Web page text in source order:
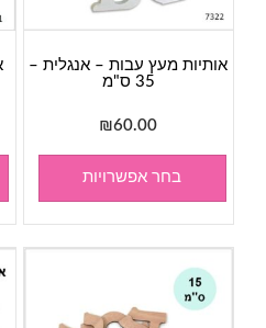
אותיות מעץ עבות – אנגלית –
35 ס"מ
₪60.00
בחר אפשרויות